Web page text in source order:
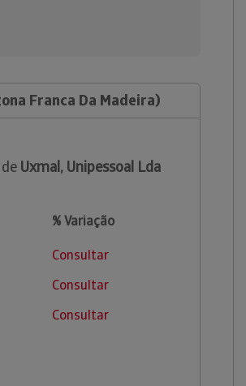
Franca Da Madeira)
Uxmal, Unipessoal Lda
% Variação
Consultar
Consultar
Consultar